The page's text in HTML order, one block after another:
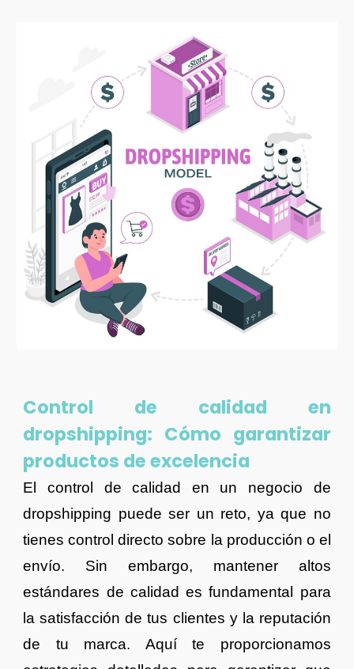
Control de calidad en
dropshipping: Cómo garantizar
productos de excelencia
El control de calidad en un negocio de
dropshipping puede ser un reto, ya que no
tienes control directo sobre la producción o el
envío. Sin embargo, mantener altos
estándares de calidad es fundamental para
la satisfacción de tus clientes y la reputación
de tu marca. Aquí te proporcionamos